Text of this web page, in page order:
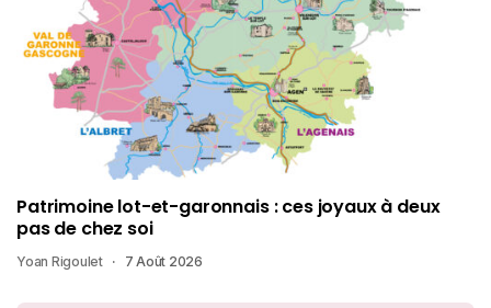
Patrimoine lot-et-garonnais : ces joyaux à deux
pas de chez soi
Yoan Rigoulet 7 Août 2026